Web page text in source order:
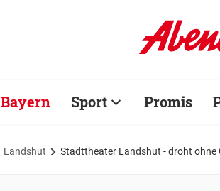
Bayern Sport Promis
Landshut Stadttheater Landshut - droht ohne